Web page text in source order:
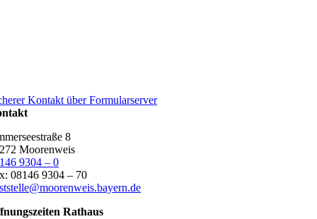
Kontakt über Formularserver
8
Moorenweis
9304 – 0
08146 9304 – 70
Rathaus